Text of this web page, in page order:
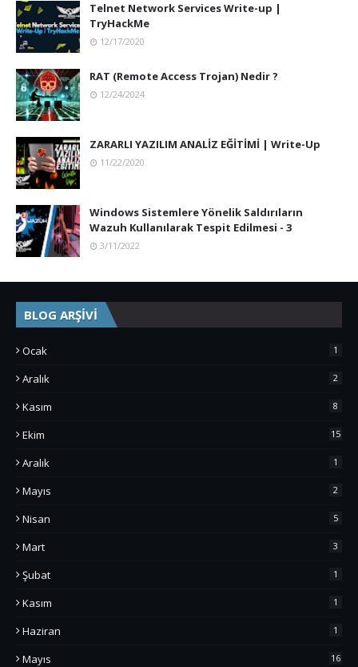
Telnet Network Services Write-up |
TryHackMe
12/17/2020
RAT (Remote Access Trojan) Nedir ?
12/24/2024
ZARARLI YAZILIM ANALİZ EĞİTİMİ | Write-Up
11/22/2020
Windows Sistemlere Yönelik Saldırıların
Wazuh Kullanılarak Tespit Edilmesi - 3
3/11/2022
BLOG ARŞİVİ
Ocak 1
Aralık 2
Kasım 8
Ekim 15
Aralık 1
Mayıs 2
Nisan 5
Mart 3
Şubat 1
Kasım 1
Haziran 1
Mayıs 16